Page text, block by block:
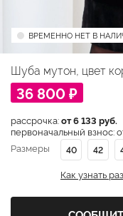
ВРЕМЕННО НЕТ В
Шуба мутон, цвет
36 800 ₽
рассрочка:от 6 133 руб.
первоначальный взнос:
Размеры
40 42
Как узнать